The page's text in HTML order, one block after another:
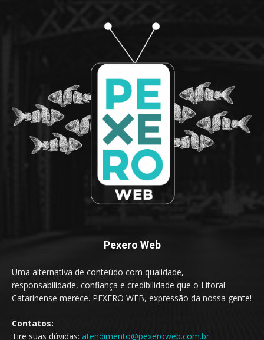
Pexero Web
Uma alternativa de conteúdo com qualidade,
responsabilidade, confiança e credibilidade que o Litoral
Catarinense merece. PEXERO WEB, expressão da nossa gente!
Contatos:
Tire suas dúvidas: atendimento@pexeroweb.com.br